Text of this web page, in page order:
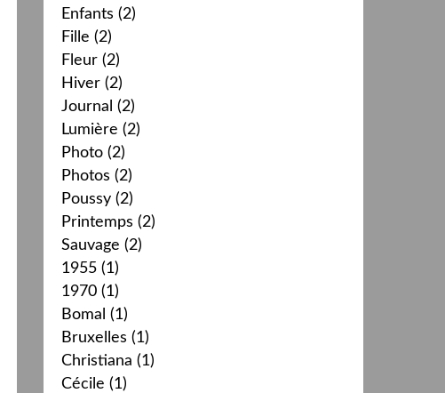
Enfants (2)
Fille (2)
Fleur (2)
Hiver (2)
Journal (2)
Lumière (2)
Photo (2)
Photos (2)
Poussy (2)
Printemps (2)
Sauvage (2)
1955 (1)
1970 (1)
Bomal (1)
Bruxelles (1)
Christiana (1)
Cécile (1)